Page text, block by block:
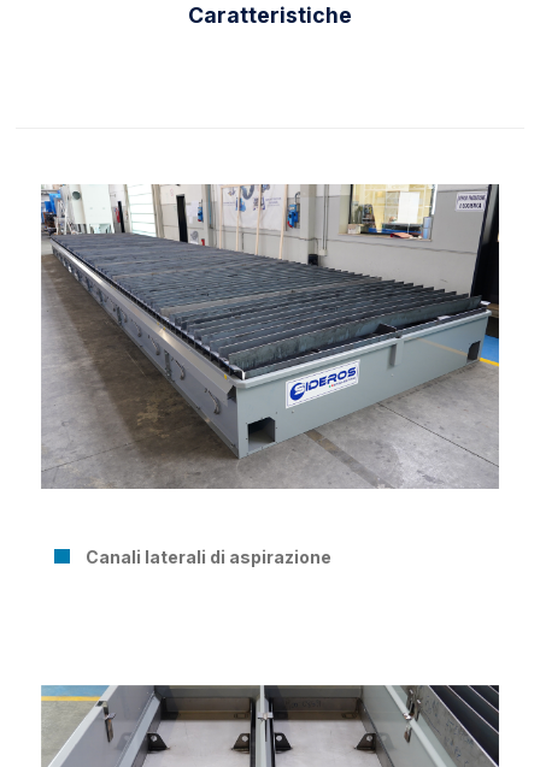
Caratteristiche
Canali laterali di aspirazione